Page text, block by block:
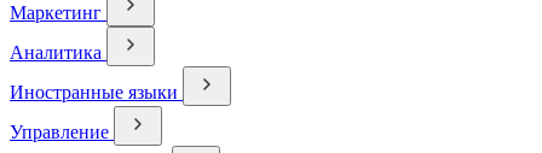
Маркетинг
Аналитика
Иностранные языки
Управление